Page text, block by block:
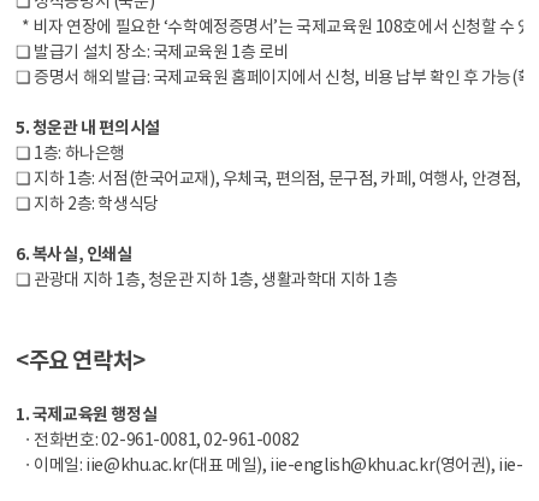
* 비자 연장에 필요한 ‘수학예정증명서’는 국제교육원 108호에서 신청할 수 있
❏ 발급기 설치 장소: 국제교육원 1층 로비
❏ 증명서 해외 발급: 국제교육원 홈페이지에서 신청, 비용 납부 확인 후 가능(
5. 청운관 내 편의시설
❏ 1층: 하나은행
❏ 지하 1층: 서점(한국어교재), 우체국, 편의점, 문구점, 카페, 여행사, 안경점,
❏ 지하 2층: 학생식당
6. 복사실, 인쇄실
❏ 관광대 지하 1층, 청운관 지하 1층, 생활과학대 지하 1층
<주요 연락처>
1. 국제교육원 행정실
ㆍ전화번호: 02-961-0081, 02-961-0082
ㆍ이메일: iie@khu.ac.kr(대표 메일), iie-english@khu.ac.kr(영어권),